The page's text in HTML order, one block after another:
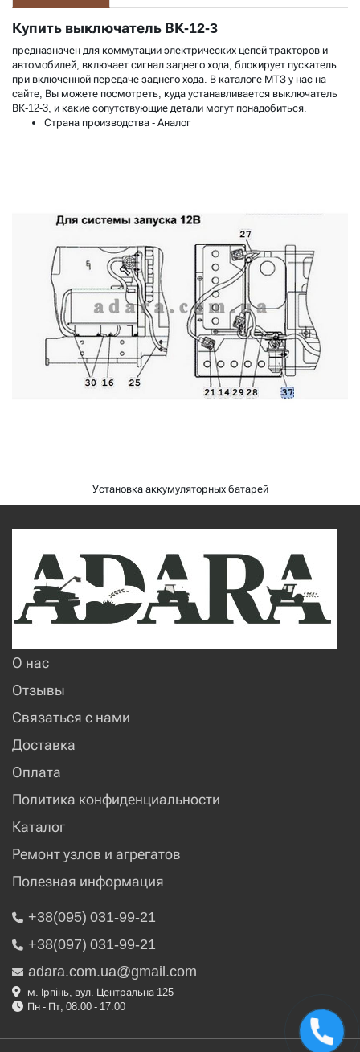
Купить выключатель ВК-12-3
предназначен для коммутации электрических цепей тракторов и
автомобилей, включает сигнал заднего хода, блокирует пускатель
при включенной передаче заднего хода. В каталоге МТЗ у нас на
сайте, Вы можете посмотреть, куда устанавливается выключатель
ВК-12-3, и какие сопутствующие детали могут понадобиться.
Страна производства - Аналог
Установка аккумуляторных батарей
О нас
Отзывы
Связаться с нами
Доставка
Оплата
Политика конфиденциальности
Каталог
Ремонт узлов и агрегатов
Полезная информация
+38(095) 031-99-21
+38(097) 031-99-21
adara.com.ua@gmail.com
м. Ірпінь, вул. Центральна 125
Пн - Пт, 08:00 - 17:00